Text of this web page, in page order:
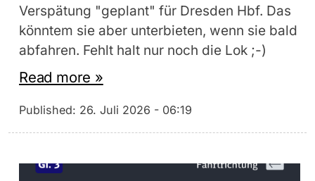
Verspätung "geplant" für Dresden Hbf. Das
könntem sie aber unterbieten, wenn sie bald
abfahren. Fehlt halt nur noch die Lok ;-)
Read more »
Published: 26. Juli 2026 - 06:19